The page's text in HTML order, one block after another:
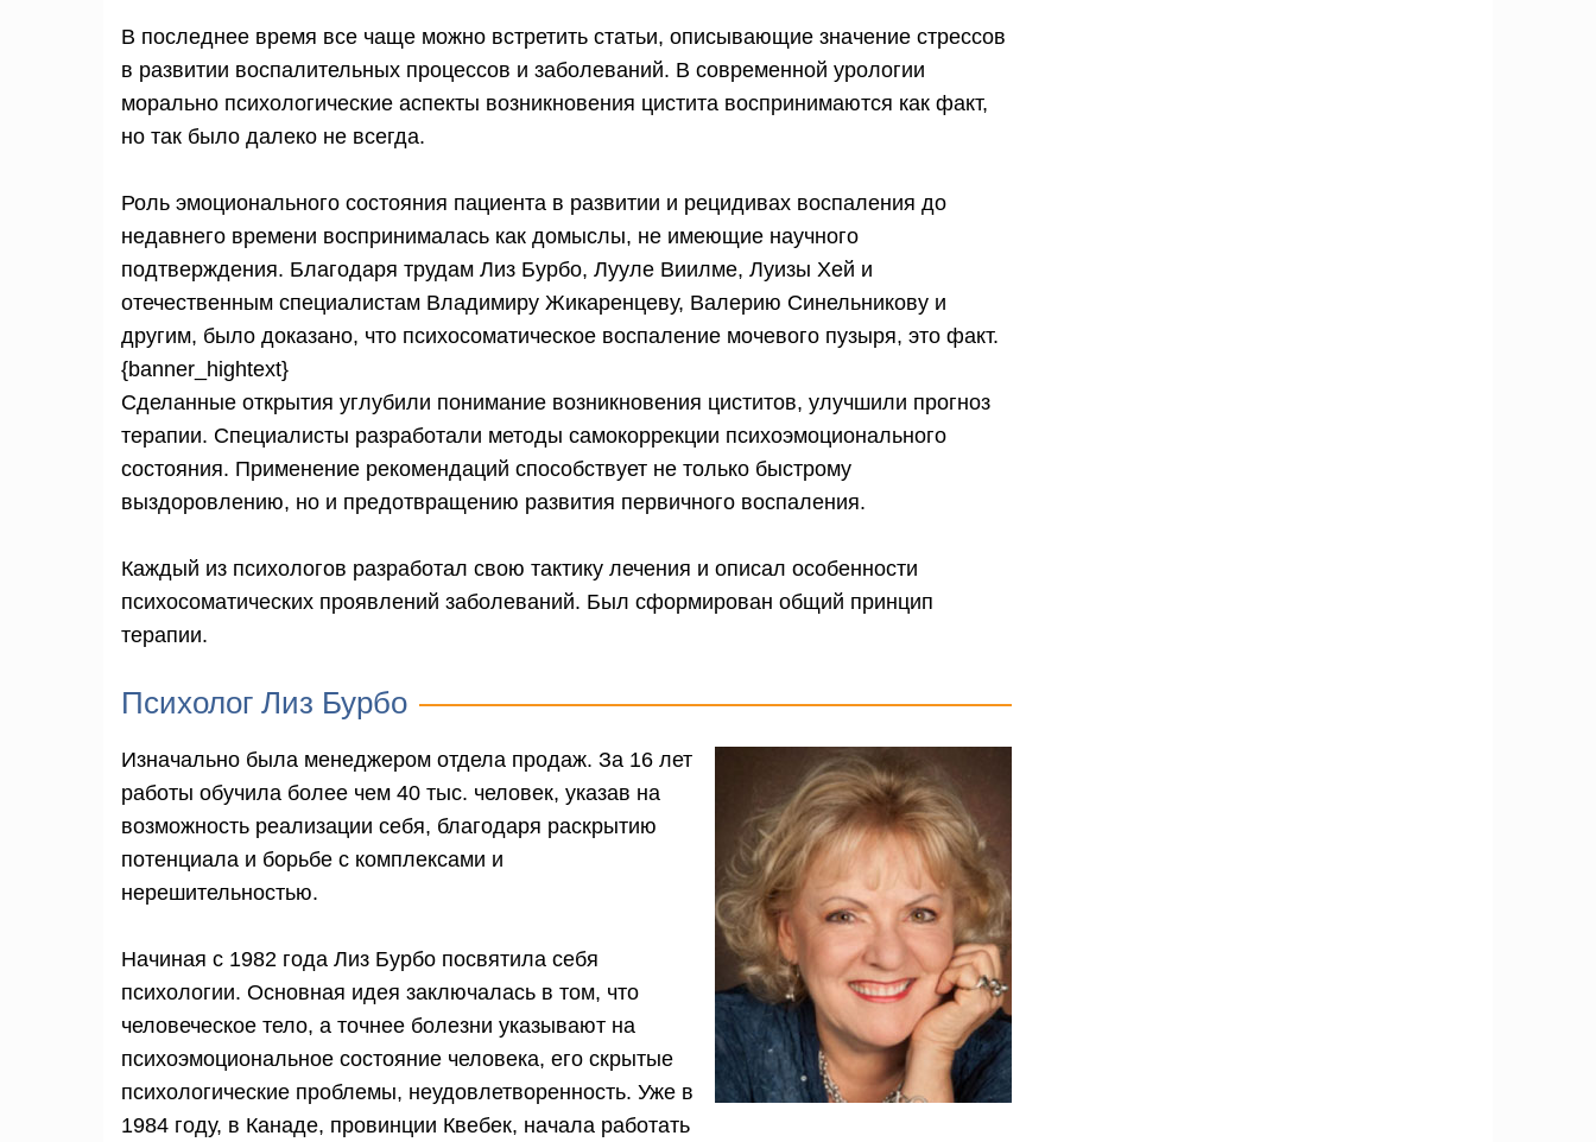
В последнее время все чаще можно встретить статьи, описывающие значение стрессов
в развитии воспалительных процессов и заболеваний. В современной урологии
морально психологические аспекты возникновения цистита воспринимаются как факт,
но так было далеко не всегда.
Роль эмоционального состояния пациента в развитии и рецидивах воспаления до
недавнего времени воспринималась как домыслы, не имеющие научного
подтверждения. Благодаря трудам Лиз Бурбо, Лууле Виилме, Луизы Хей и
отечественным специалистам Владимиру Жикаренцеву, Валерию Синельникову и
другим, было доказано, что психосоматическое воспаление мочевого пузыря, это факт.
{banner_hightext}
Сделанные открытия углубили понимание возникновения циститов, улучшили прогноз
терапии. Специалисты разработали методы самокоррекции психоэмоционального
состояния. Применение рекомендаций способствует не только быстрому
выздоровлению, но и предотвращению развития первичного воспаления.
Каждый из психологов разработал свою тактику лечения и описал особенности
психосоматических проявлений заболеваний. Был сформирован общий принцип
терапии.
Психолог Лиз Бурбо
Изначально была менеджером отдела продаж. За 16 лет
работы обучила более чем 40 тыс. человек, указав на
возможность реализации себя, благодаря раскрытию
потенциала и борьбе с комплексами и
нерешительностью.
Начиная с 1982 года Лиз Бурбо посвятила себя
психологии. Основная идея заключалась в том, что
человеческое тело, а точнее болезни указывают на
психоэмоциональное состояние человека, его скрытые
психологические проблемы, неудовлетворенность. Уже в
1984 году, в Канаде, провинции Квебек, начала работать